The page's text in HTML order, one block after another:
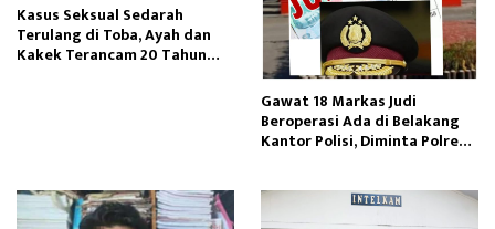
Kasus Seksual Sedarah
Terulang di Toba, Ayah dan
Kakek Terancam 20 Tahun
Gawat 18 Markas Judi
Beroperasi Ada di Belakang
Kantor Polisi, Diminta Polres